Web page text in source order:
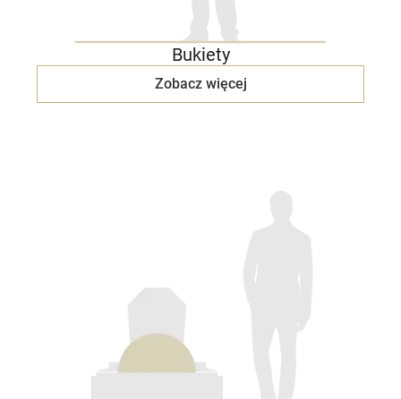
Bukiety
Zobacz więcej